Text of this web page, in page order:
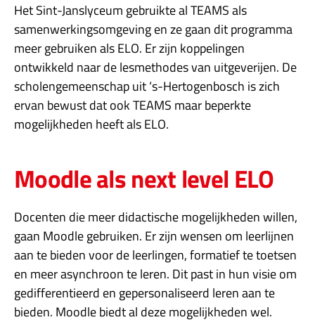
HetSint-Janslyceum gebruikte al TEAMS als
samenwerkingsomgeving en ze gaan dit programma
meer gebruiken als ELO. Er zijn koppelingen
ontwikkeld naar de lesmethodes van uitgeverijen. De
scholengemeenschap uit‘s-Hertogenbosch is zich
ervan bewust dat ook TEAMS maar beperkte
mogelijkheden heeft als ELO.
Moodle als next level ELO
Docenten die meer didactische mogelijkheden willen,
gaan Moodle gebruiken. Er zijn wensen om leerlijnen
aan te bieden voor de leerlingen, formatief te toetsen
en meer asynchroon te leren. Dit past in hun visie om
gedifferentieerd en gepersonaliseerd leren aan te
bieden. Moodle biedt al deze mogelijkheden wel.